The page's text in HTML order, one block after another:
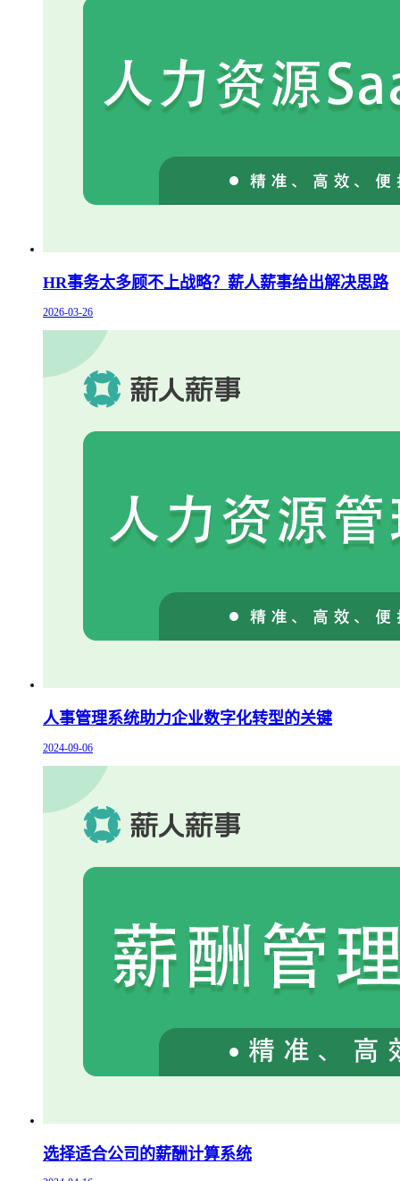
HR事务太多顾不上战略？薪人薪事给出解决思路
2026-03-26
人事管理系统助力企业数字化转型的关键
2024-09-06
选择适合公司的薪酬计算系统